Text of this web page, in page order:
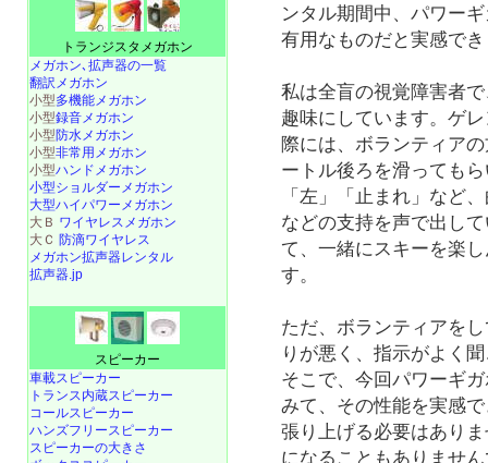
ンタル期間中、パワー
有用なものだと実感で
私は全盲の視覚障害者
趣味にしています。ゲ
際には、ボランティア
ートル後ろを滑っても
「左」「止まれ」など
などの支持を声で出し
て、一緒にスキーを楽
す。
ただ、ボランティアを
りが悪く、指示がよく
そこで、今回パワーギ
みて、その性能を実感
張り上げる必要はあり
になることもありませ
トランジスタメガホン
メガホン､拡声器の一覧
翻訳メガホン
小型多機能メガホン
小型録音メガホン
小型防水メガホン
小型非常用メガホン
小型ハンドメガホン
小型ショルダーメガホン
大型ハイパワーメガホン
大Ｂ ワイヤレスメガホン
大Ｃ 防滴ワイヤレス
メガホン拡声器レンタル
拡声器.jp
スピーカー
車載スピーカー
トランス内蔵スピーカー
コールスピーカー
ハンズフリースピーカー
スピーカーの大きさ